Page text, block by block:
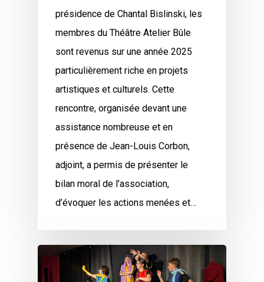
présidence de Chantal Bislinski, les
membres du Théâtre Atelier Bûle
sont revenus sur une année 2025
particulièrement riche en projets
artistiques et culturels. Cette
rencontre, organisée devant une
assistance nombreuse et en
présence de Jean-Louis Corbon,
adjoint, a permis de présenter le
bilan moral de l’association,
d’évoquer les actions menées et…